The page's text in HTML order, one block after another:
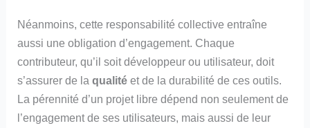
Néanmoins, cette responsabilité collective entraîne
aussi une obligation d’engagement. Chaque
contributeur, qu’il soit développeur ou utilisateur, doit
s’assurer de laqualité et de la durabilité de ces outils.
La pérennité d’un projet libre dépend non seulement de
l’engagement de ses utilisateurs, mais aussi de leur